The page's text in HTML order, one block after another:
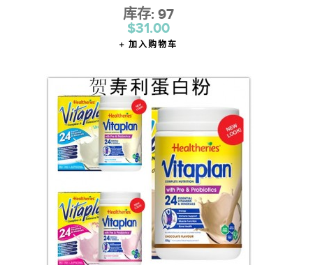
库存: 97
$31.00
加入购物车